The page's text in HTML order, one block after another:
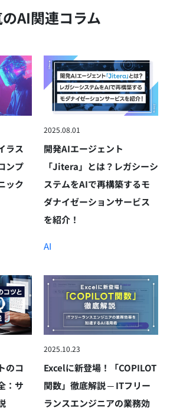
AI関連コラム
ラス
ンプ
ック
2025.08.01
開発AIエージェント
「Jitera」とは？レガシーシ
ステムをAIで再構築するモ
ダナイゼーションサービス
を紹介！
AI
のコ
：サ
2025.10.23
Excelに新登場！「COPILOT
関数」徹底解説 ─ ITフリー
ランスエンジニアの業務効